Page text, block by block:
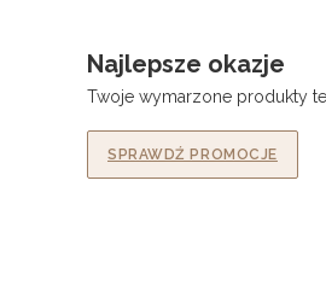
Najlepsze okazje
Twoje wymarzone produkty
SPRAWDŹ PROMOCJE